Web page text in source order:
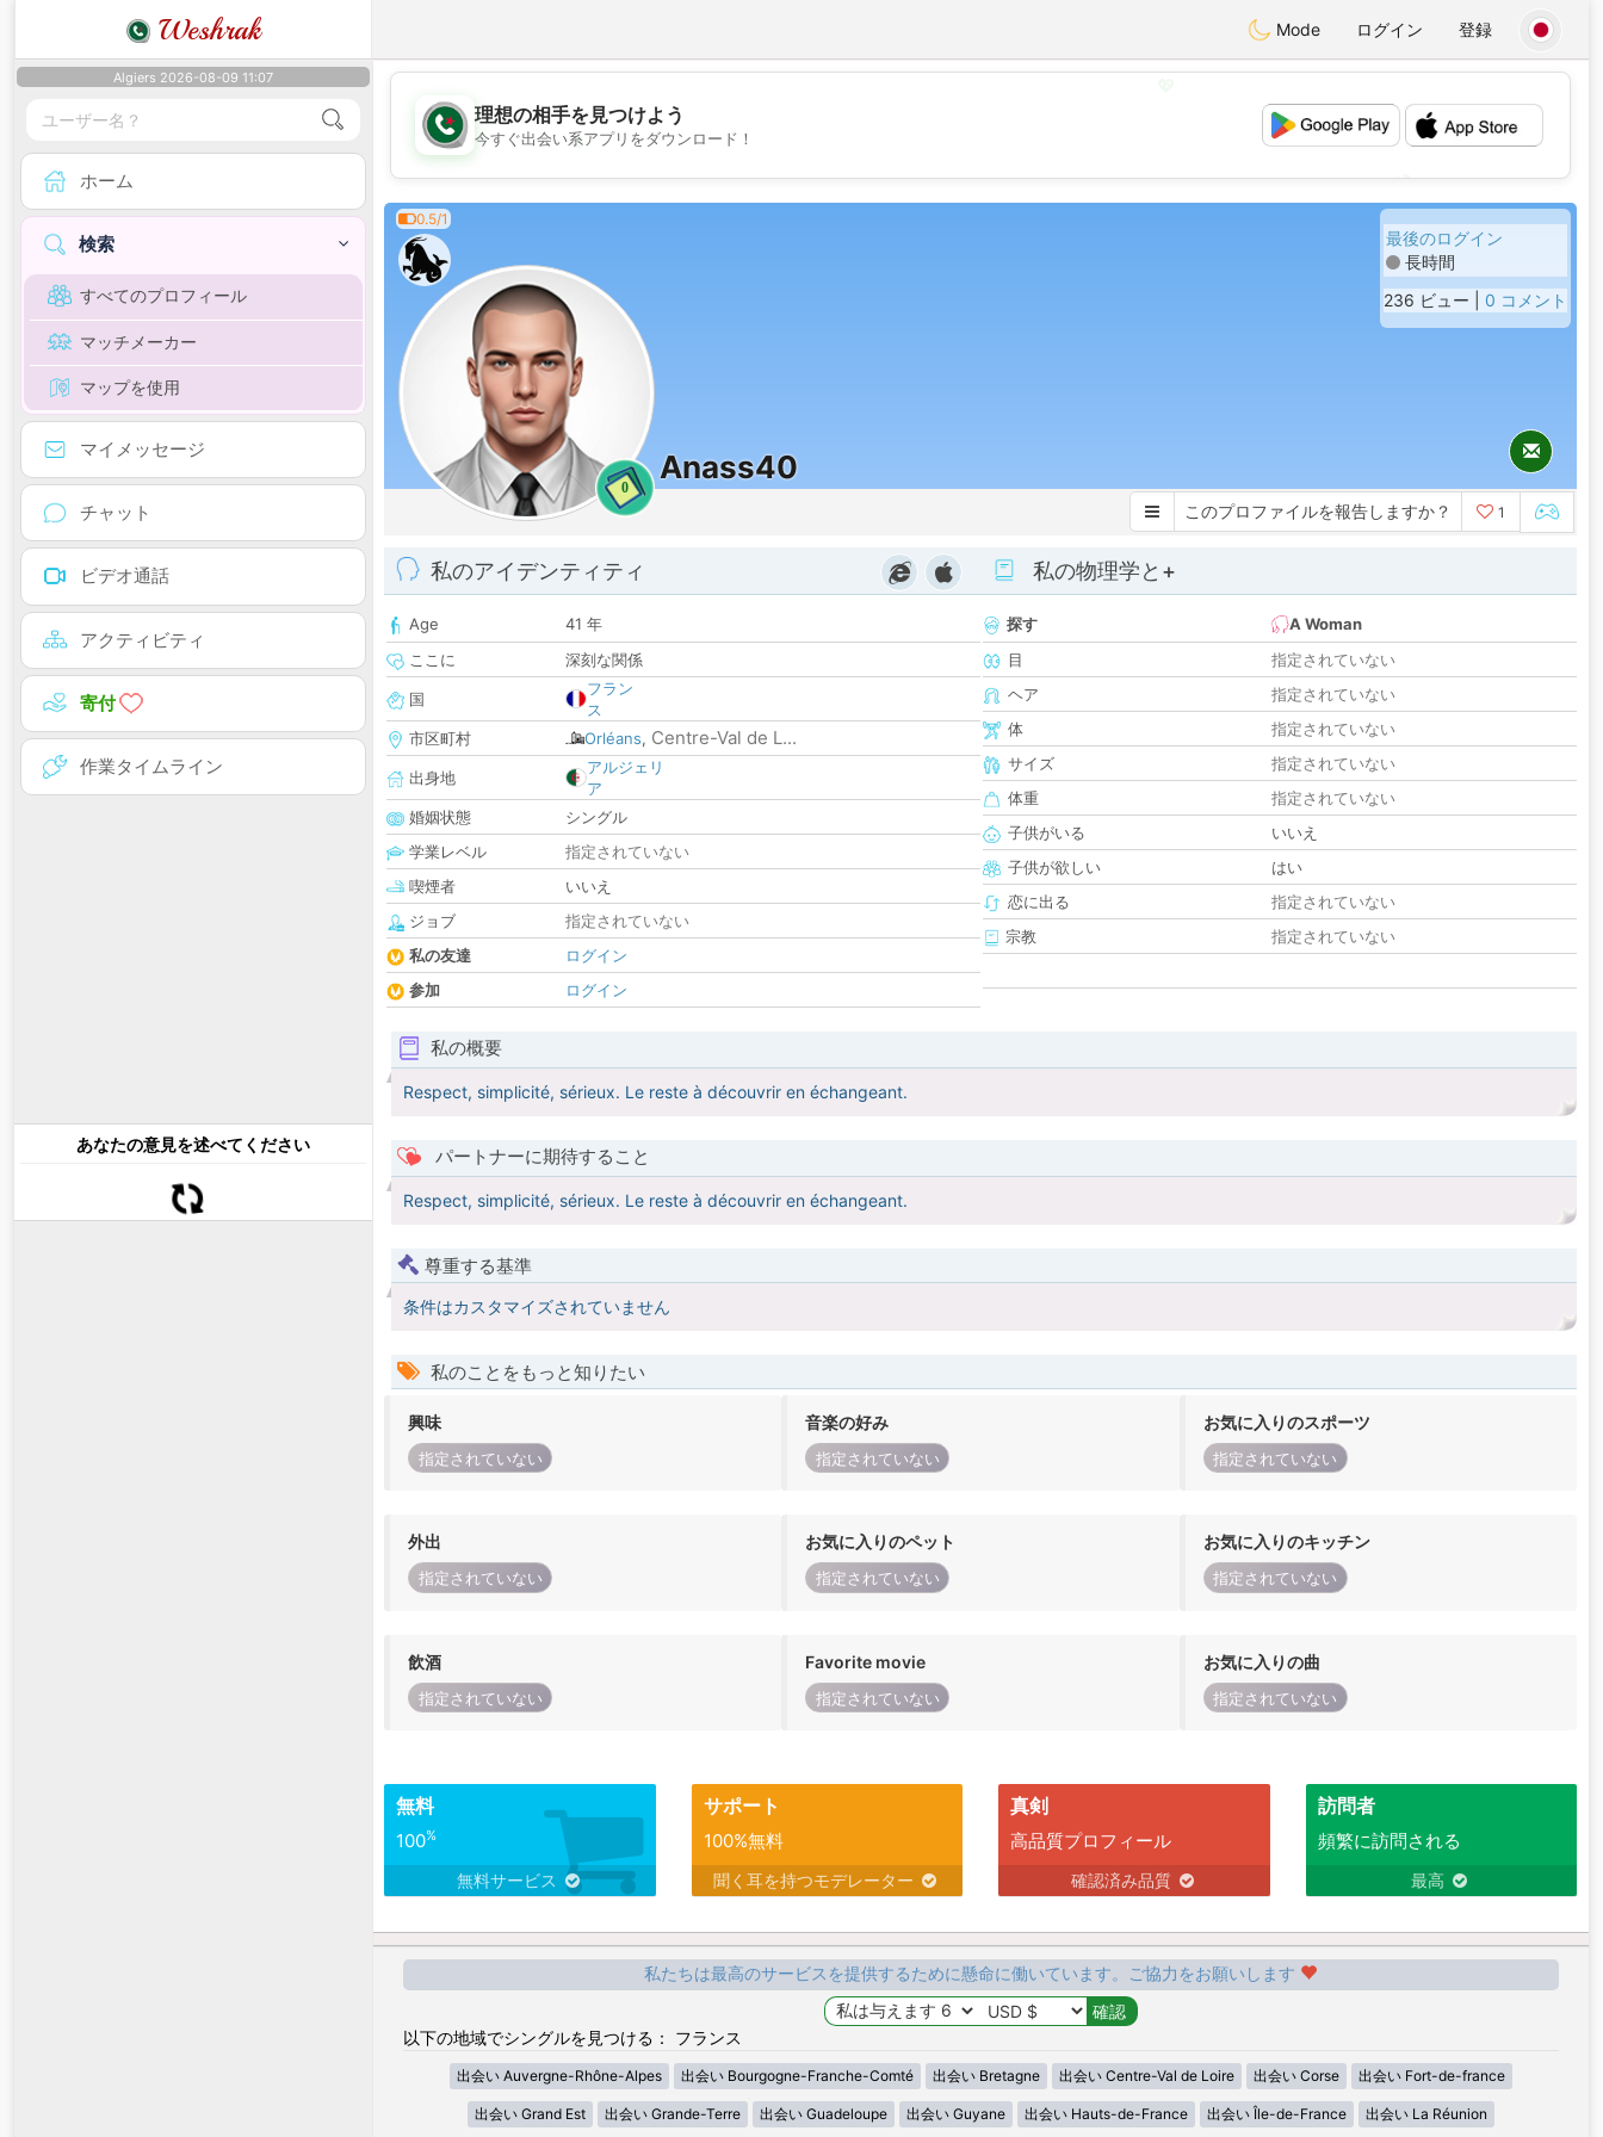
Weshrak Mode ログイン 登録
Algiers 2026-08-09 11:07
ホーム
検索
すべてのプロフィール
マッチメーカー
マップを使用
マイメッセージ
チャット
ビデオ通話
アクティビティ
寄付
作業タイムライン
あなたの意見を述べてください
💖
💕
理想の相手を見つけよう
今すぐ出会い系アプリをダウンロード！
0.5/1
0
Anass40
最後のログイン
長時間
236 ビュー | 0 コメント
このプロファイルを報告しますか？ 1
私のアイデンティティ
Age
41 年
ここに
深刻な関係
国
フラン
ス
市区町村
Orléans, Centre-Val de L...
出身地
アルジェリ
ア
婚姻状態
シングル
学業レベル
指定されていない
喫煙者
いいえ
ジョブ
指定されていない
私の友達
ログイン
参加
ログイン
私の物理学と+
探す
A Woman
目
指定されていない
ヘア
指定されていない
体
指定されていない
サイズ
指定されていない
体重
指定されていない
子供がいる
いいえ
子供が欲しい
はい
恋に出る
指定されていない
宗教
指定されていない
私の概要
Respect, simplicité, sérieux. Le reste à découvrir en échangeant.
パートナーに期待すること
Respect, simplicité, sérieux. Le reste à découvrir en échangeant.
尊重する基準
条件はカスタマイズされていません
私のことをもっと知りたい
興味
指定されていない
音楽の好み
指定されていない
お気に入りのスポーツ
指定されていない
外出
指定されていない
お気に入りのペット
指定されていない
お気に入りのキッチン
指定されていない
飲酒
指定されていない
Favorite movie
指定されていない
お気に入りの曲
指定されていない
無料
100%
無料サービス
サポート
100%無料
聞く耳を持つモデレーター
真剣
高品質プロフィール
確認済み品質
訪問者
頻繁に訪問される
最高
私たちは最高のサービスを提供するために懸命に働いています。ご協力をお願いします
以下の地域でシングルを見つける： フランス
出会い Auvergne-Rhône-Alpes 出会い Bourgogne-Franche-Comté 出会い Bretagne 出会い Centre-Val de Loire 出会い Corse 出会い Fort-de-france
出会い Grand Est 出会い Grande-Terre 出会い Guadeloupe 出会い Guyane 出会い Hauts-de-France 出会い Île-de-France 出会い La Réunion